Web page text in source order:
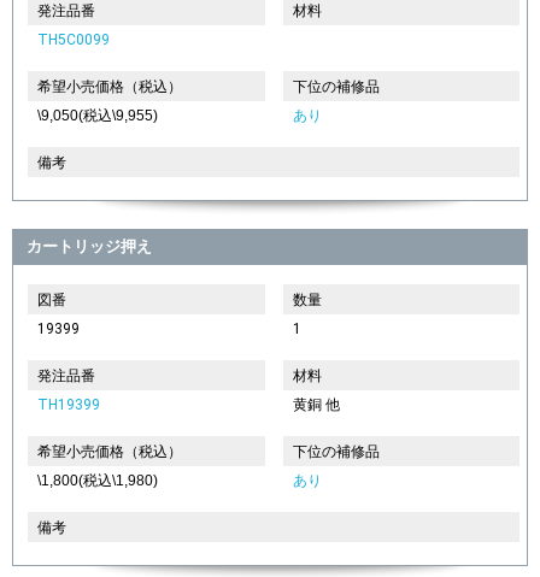
発注品番
TH5C0099
材料
希望小売価格（税込）
\9,050(税込\9,955)
下位の補修品
あり
備考
カートリッジ押え
図番
19399
数量
1
発注品番
TH19399
材料
黄銅 他
希望小売価格（税込）
\1,800(税込\1,980)
下位の補修品
あり
備考